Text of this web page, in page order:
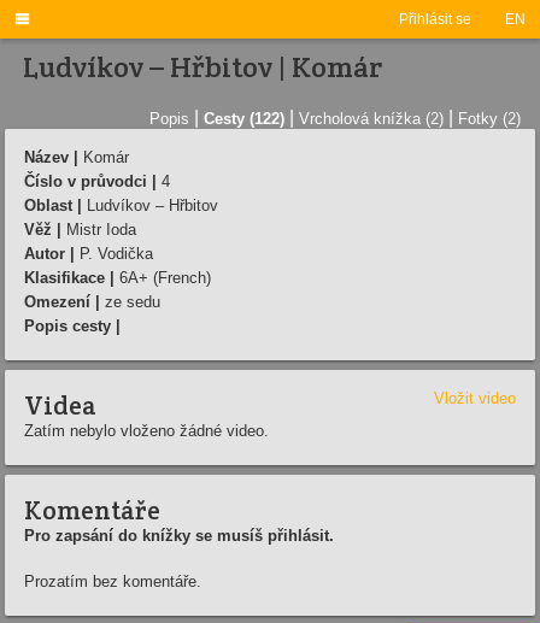
Přihlásit se EN

Ludvíkov – Hřbitov | Komár
Popis Cesty (122) Vrcholová knížka (2) Fotky (2)
Název |
Komár
Číslo v průvodci |
4
Oblast |
Ludvíkov – Hřbitov
Věž |
Mistr Ioda
Autor |
P. Vodička
Klasifikace |
6A+ (French)
Omezení |
ze sedu
Popis cesty |
Videa
Vložit video
Zatím nebylo vloženo žádné video.
Komentáře
Pro zapsání do knížky se musíš přihlásit.
Prozatím bez komentáře.